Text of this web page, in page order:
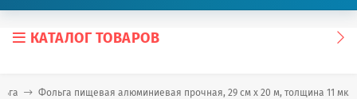
КАТАЛОГ ТОВАРОВ
Фольга пищевая алюминиевая прочная, 29 см х 20 м, толщина 11 мкм,